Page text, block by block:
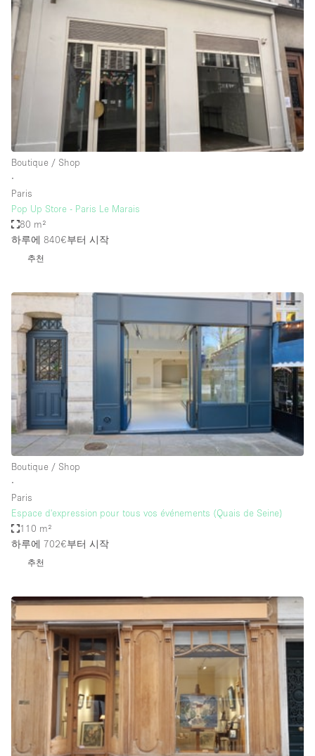
Shop Share
Stall / Market Stall
Truck
Unique Space
Warehouse
Air Conditioning
Animals Friendly
Car Display
Concierge
Counters
Daylight
Electricity
Elevator
Fitting Rooms
Garment Rack
Haussmann Style
Heating
Industrial
Internet
Kitchen
Large Door Entrance
Lighting
Boutique / Shop
∙
Paris
Pop Up Store - Paris Le Marais
80 m²
하루에 840€부터 시작
추천
Boutique / Shop
∙
Paris
Espace d'expression pour tous vos événements (Quais de Seine)
110 m²
하루에 702€부터 시작
추천